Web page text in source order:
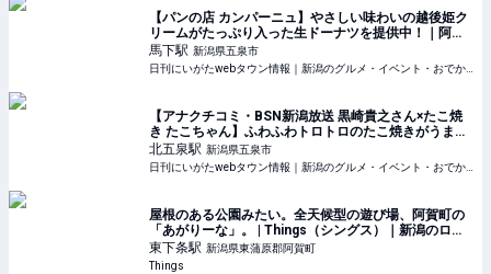
【パンの店 カンパーニュ】やさしい味わいの越後姫ク
リームがたっぷり入った生ドーナツを提供中！｜阿賀
野市水原
馬下駅 新潟県五泉市
【アナクチコミ・BSN新潟放送 黒崎貴之さん×たこ焼
き たこちゃん】ふわふわトロトロのたこ焼きがうま
い！｜五泉市
北五泉駅 新潟県五泉市
屋根のある公園みたい。全天候型の遊び場、阿賀町の
「あがりーな」。 | Things（シングス）｜新潟のロー
カルなWebマガジン
東下条駅 新潟県東蒲原郡阿賀町
Things